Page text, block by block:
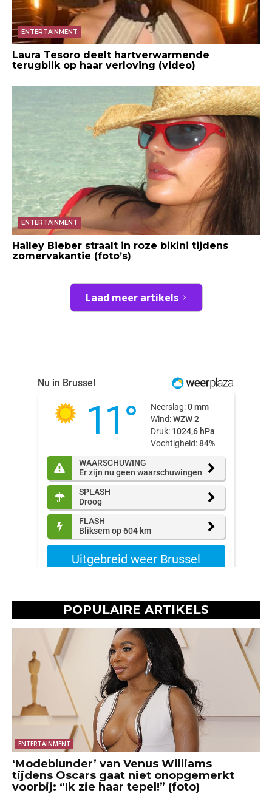
ENTERTAINMENT
Laura Tesoro deelt hartverwarmende
terugblik op haar verloving (video)
ENTERTAINMENT
Hailey Bieber straalt in roze bikini tijdens
zomervakantie (foto’s)
Laad meer artikels
POPULAIRE ARTIKELS
ENTERTAINMENT
‘Modeblunder’ van Venus Williams
tijdens Oscars gaat niet onopgemerkt
voorbij: “Ik zie haar tepel!” (foto)